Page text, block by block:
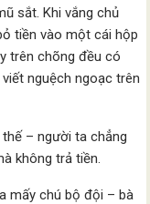
sắt. Khi vắng chủ
tiền vào một cái hộp
trên chõng đều có
nguệch ngoạc trên
– người ta chẳng
không trả tiền.
mấy chú bộ đội – bà